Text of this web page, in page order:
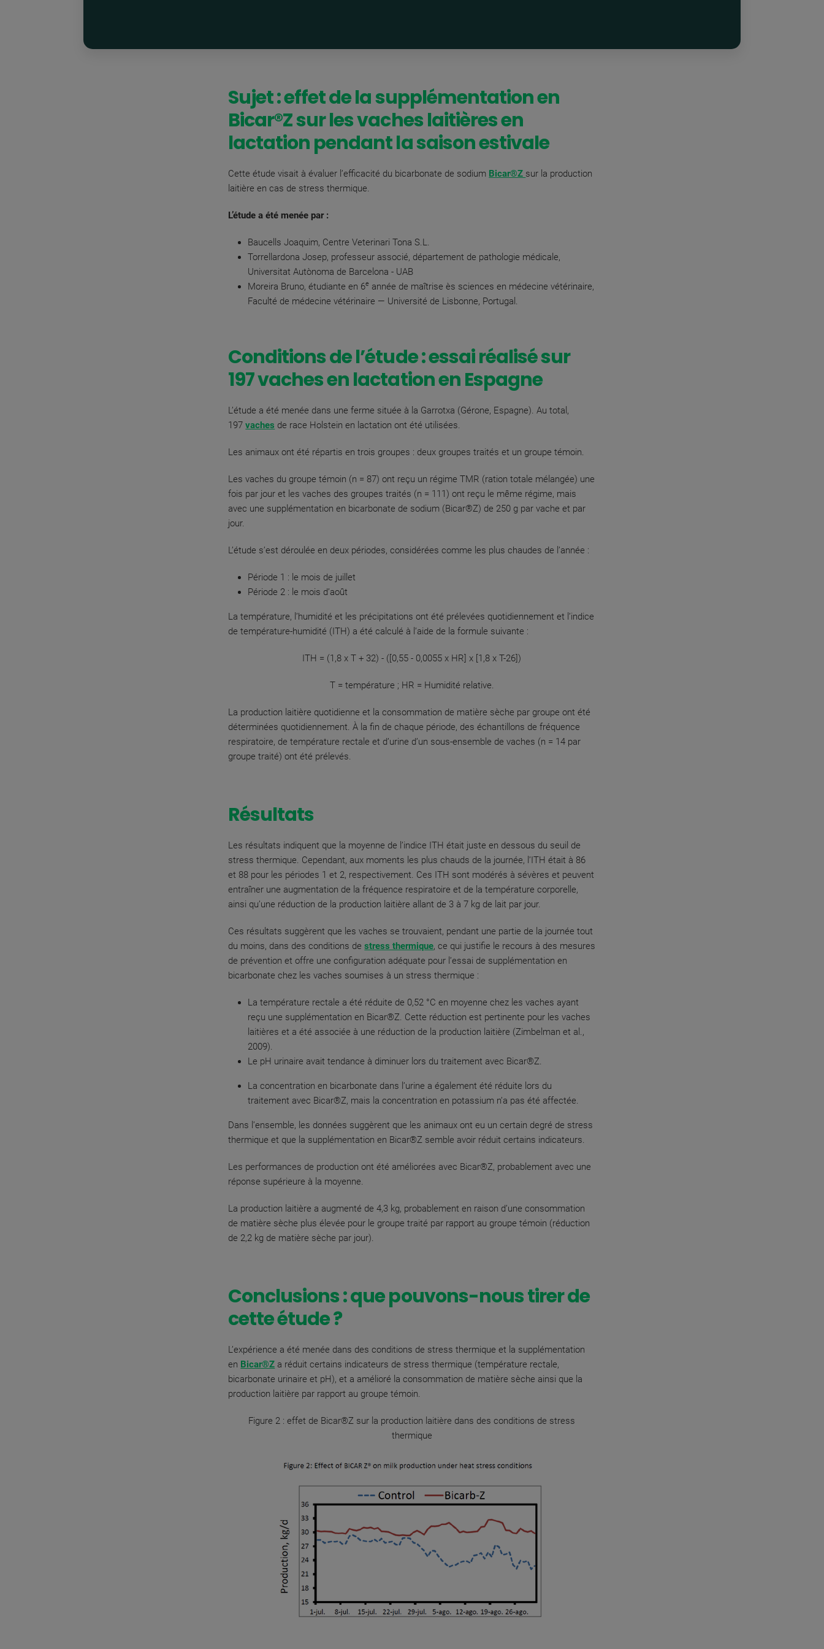
Sujet : effet de la supplémentation en
Bicar®Z sur les vaches laitières en
lactation pendant la saison estivale
Cette étude visait à évaluer l’efficacité du bicarbonate de sodium Bicar®Z sur la production
laitière en cas de stress thermique.
L’étude a été menée par :
Baucells Joaquim, Centre Veterinari Tona S.L.
Torrellardona Josep, professeur associé, département de pathologie médicale,
Universitat Autònoma de Barcelona - UAB
Moreira Bruno, étudiante en 6e année de maîtrise ès sciences en médecine vétérinaire,
Faculté de médecine vétérinaire — Université de Lisbonne, Portugal.
Conditions de l’étude : essai réalisé sur
197 vaches en lactation en Espagne
L’étude a été menée dans une ferme située à la Garrotxa (Gérone, Espagne). Au total,
197vaches de race Holstein en lactation ont été utilisées.
Les animaux ont été répartis en trois groupes : deux groupes traités et un groupe témoin.
Les vaches du groupe témoin (n = 87) ont reçu un régime TMR (ration totale mélangée) une
fois par jour et les vaches des groupes traités (n = 111) ont reçu le même régime, mais
avec une supplémentation en bicarbonate de sodium (Bicar®Z) de 250 g par vache et par
jour.
L’étude s’est déroulée en deux périodes, considérées comme les plus chaudes de l’année :
Période 1 : le mois de juillet
Période 2 : le mois d’août
La température, l’humidité et les précipitations ont été prélevées quotidiennement et l’indice
de température-humidité (ITH) a été calculé à l’aide de la formule suivante :
ITH = (1,8 x T + 32) - ([0,55 - 0,0055 x HR] x [1,8 x T-26])
T = température ; HR = Humidité relative.
La production laitière quotidienne et la consommation de matière sèche par groupe ont été
déterminées quotidiennement. À la fin de chaque période, des échantillons de fréquence
respiratoire, de température rectale et d’urine d’un sous-ensemble de vaches (n = 14 par
groupe traité) ont été prélevés.
Résultats
Les résultats indiquent que la moyenne de l’indice ITH était juste en dessous du seuil de
stress thermique. Cependant, aux moments les plus chauds de la journée, l’ITH était à 86
et 88 pour les périodes 1 et 2, respectivement. Ces ITH sont modérés à sévères et peuvent
entraîner une augmentation de la fréquence respiratoire et de la température corporelle,
ainsi qu’une réduction de la production laitière allant de 3 à 7 kg de lait par jour.
Ces résultats suggèrent que les vaches se trouvaient, pendant une partie de la journée tout
du moins, dans des conditions destress thermique, ce qui justifie le recours à des mesures
de prévention et offre une configuration adéquate pour l’essai de supplémentation en
bicarbonate chez les vaches soumises à un stress thermique :
La température rectale a été réduite de 0,52 °C en moyenne chez les vaches ayant
reçu une supplémentation en Bicar®Z. Cette réduction est pertinente pour les vaches
laitières et a été associée à une réduction de la production laitière (Zimbelman et al.,
2009).
Le pH urinaire avait tendance à diminuer lors du traitement avec Bicar®Z.
La concentration en bicarbonate dans l’urine a également été réduite lors du
traitement avec Bicar®Z, mais la concentration en potassium n’a pas été affectée.
Dans l’ensemble, les données suggèrent que les animaux ont eu un certain degré de stress
thermique et que la supplémentation en Bicar®Z semble avoir réduit certains indicateurs.
Les performances de production ont été améliorées avec Bicar®Z, probablement avec une
réponse supérieure à la moyenne.
La production laitière a augmenté de 4,3 kg, probablement en raison d’une consommation
de matière sèche plus élevée pour le groupe traité par rapport au groupe témoin (réduction
de 2,2 kg de matière sèche par jour).
Conclusions : que pouvons-nous tirer de
cette étude ?
L’expérience a été menée dans des conditions de stress thermique et la supplémentation
en Bicar®Z a réduit certains indicateurs de stress thermique (température rectale,
bicarbonate urinaire et pH), et a amélioré la consommation de matière sèche ainsi que la
production laitière par rapport au groupe témoin.
Figure 2 : effet de Bicar®Z sur la production laitière dans des conditions de stress
thermique